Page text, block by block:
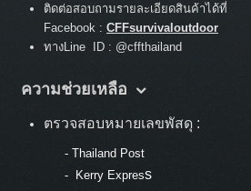
ติดต่อสอบถามรายละเอียดสินค้าได้ที่
Facebook : CFFsurvivaloutdoor
ทางLine ID : @cffthailand
ความช่วยเหลือ
ตรวจสอบหมายเลขพัสดุ :
- Thailand Post
- Kerry Express